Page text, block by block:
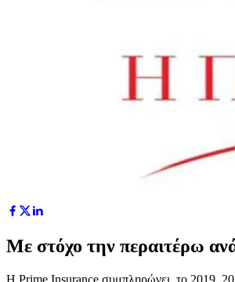
Με στόχο την περαιτέρω
Η Prime Insurance συμπληρώνει, το 2019, 20